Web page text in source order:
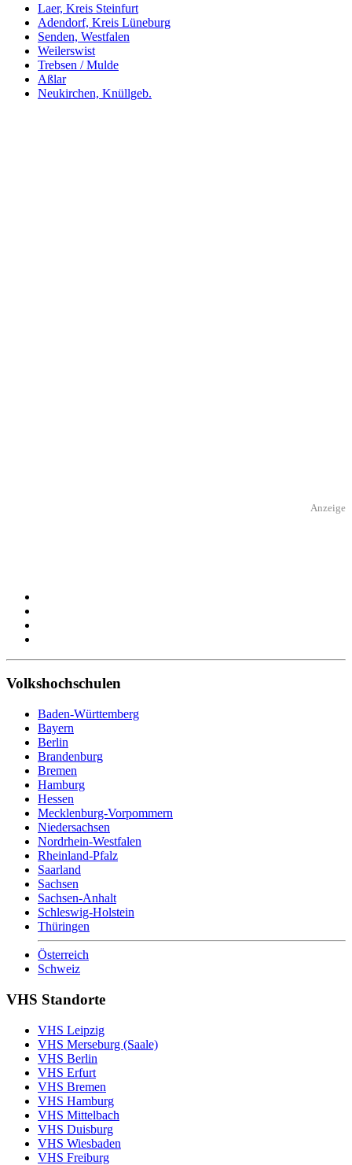
Laer, Kreis Steinfurt
Adendorf, Kreis Lüneburg
Senden, Westfalen
Weilerswist
Trebsen / Mulde
Aßlar
Neukirchen, Knüllgeb.
Anzeige
Volkshochschulen
Baden-Württemberg
Bayern
Berlin
Brandenburg
Bremen
Hamburg
Hessen
Mecklenburg-Vorpommern
Niedersachsen
Nordrhein-Westfalen
Rheinland-Pfalz
Saarland
Sachsen
Sachsen-Anhalt
Schleswig-Holstein
Thüringen
Österreich
Schweiz
VHS Standorte
VHS Leipzig
VHS Merseburg (Saale)
VHS Berlin
VHS Erfurt
VHS Bremen
VHS Hamburg
VHS Mittelbach
VHS Duisburg
VHS Wiesbaden
VHS Freiburg